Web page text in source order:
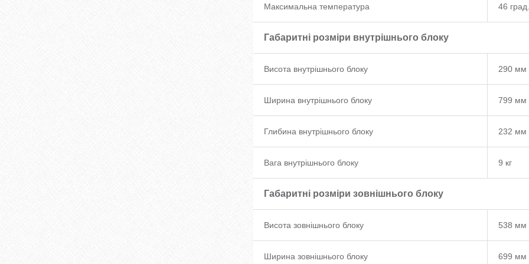
Максимальна температура 46 град.
Габаритні розміри внутрішнього блоку
Висота внутрішнього блоку 290 мм
Ширина внутрішнього блоку 799 мм
Глибина внутрішнього блоку 232 мм
Вага внутрішнього блоку 9 кг
Габаритні розміри зовнішнього блоку
Висота зовнішнього блоку 538 мм
Ширина зовнішнього блоку 699 мм